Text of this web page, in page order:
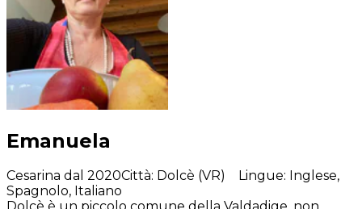
Emanuela
Cesarina dal 2020Città: Dolcè (VR) Lingue: Inglese,
Spagnolo, Italiano